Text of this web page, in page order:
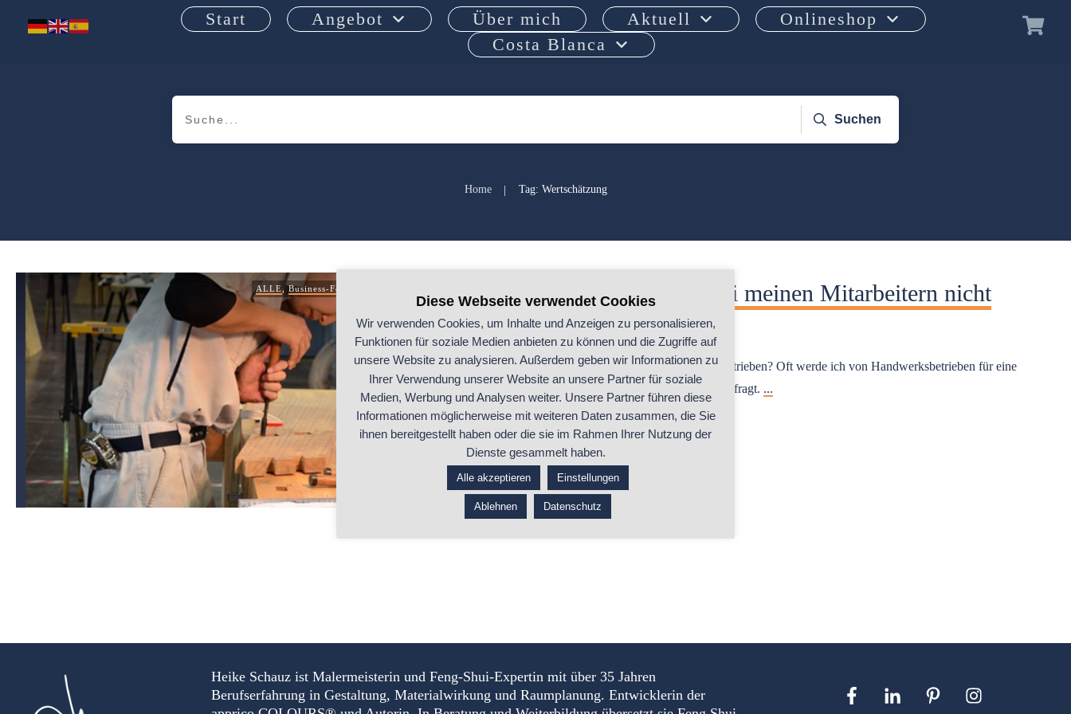
Start Angebot Über mich Aktuell
Onlineshop
Costa Blanca
Suchen
Home | Tag: Wertschätzung
ALLE ,Business-Feng-Shui
„Ich kann mich bei meinen Mitarbeitern nicht
durchsetzen!“
Warum Feng Shui in Handwerksbetrieben? Oft werde ich von Handwerksbetrieben für eine
Business-Feng-Shui-Beratung angefragt. ...
...ganzen Beitrag lesen
Heike Schauz ist Malermeisterin und Feng-Shui-Expertin mit über 35 Jahren
Berufserfahrung in Gestaltung, Materialwirkung und Raumplanung. Entwicklerin der
Diese Webseite verwendet Cookies
Wir verwenden Cookies, um Inhalte und Anzeigen zu personalisieren,
Funktionen für soziale Medien anbieten zu können und die Zugriffe auf
unsere Website zu analysieren. Außerdem geben wir Informationen zu
Ihrer Verwendung unserer Website an unsere Partner für soziale
Medien, Werbung und Analysen weiter. Unsere Partner führen diese
Informationen möglicherweise mit weiteren Daten zusammen, die Sie
ihnen bereitgestellt haben oder die sie im Rahmen Ihrer Nutzung der
Dienste gesammelt haben.
Alle akzeptieren Einstellungen
Ablehnen Datenschutz